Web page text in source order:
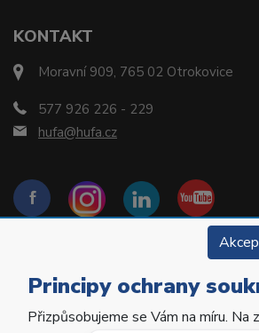
KONTAKT
Moravní 909, 765 02 Otrokovice
577 926 226 - 229
hufa@hufa.cz
Copyright © 2022 Hu-Fa Dental
Principy ochrany
Přizpůsobujeme se Vám na míru. Na